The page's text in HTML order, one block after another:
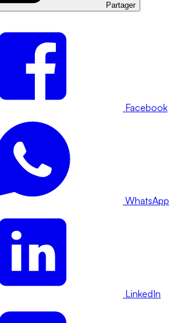
Partager
Facebook
WhatsApp
LinkedIn